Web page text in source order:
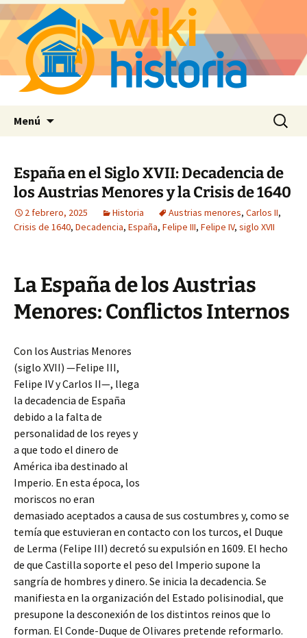
Menú Buscar:
España en el Siglo XVII: Decadencia de
los Austrias Menores y la Crisis de 1640
2 febrero, 2025 Historia Austrias menores, Carlos II,
Crisis de 1640, Decadencia, España, Felipe III, Felipe IV, siglo XVII
La España de los Austrias
Menores: Conflictos Internos
Con los Austrias Menores
(siglo XVII) —Felipe III,
Felipe IV y Carlos II—, llega
la decadencia de España
debido a la falta de
personalidad de los reyes y
a que todo el dinero de
América iba destinado al
Imperio. En esta época, los
moriscos no eran
demasiado aceptados a causa de sus costumbres y, como se
temía que estuvieran en contacto con los turcos, el Duque
de Lerma (Felipe III) decretó su expulsión en 1609. El hecho
de que Castilla soporte el peso del Imperio supone la
sangría de hombres y dinero. Se inicia la decadencia. Se
manifiesta en la organización del Estado polisinodial, que
presupone la desconexión de los distintos reinos que lo
forman. El Conde-Duque de Olivares pretende reformarlo.